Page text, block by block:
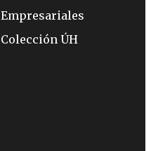
Empresariales
Colección ÚH